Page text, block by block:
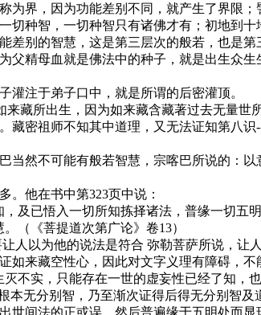
界，因为功能差别不同，就产生了界限
种智，一切种智只有诸佛才有；初地到
别的智慧，这是第三层次的般若，也是第
精母血就是佛法中的种子，就是出生众
注于弟子口中，就是所谓的后密灌顶。
藏所出生，因为如来藏含藏著过去无量世
密祖师不知其中道理，又无法证知第八
然不可能有般若智慧，宗喀巴所说的：
。他在书中第323页中说：
及已悟入一切所知拣择诸法，普缘一切五
（《菩提道次第广论》卷13）
人以为他的说法是符合 弥勒菩萨所说，让
来藏空性心，因此对文字义理有障碍，
不实，只能存在一世的虚妄性已经了知，
无分别智，乃至渐次证得后得无分别智及